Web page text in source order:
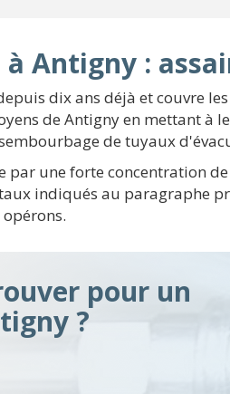
Antigny :
dix ans déjà et couvre
de Antigny en mettant à
de tuyaux
par une forte concentration
indiqués au paragraphe
pour un
?